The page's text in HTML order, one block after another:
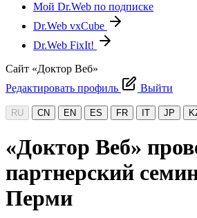
Мой Dr.Web по подписке
Dr.Web vxCube
Dr.Web FixIt!
Сайт «Доктор Веб»
Редактировать профиль
Выйти
RU CN EN ES FR IT JP
«Доктор Веб»
партнерский
Перми